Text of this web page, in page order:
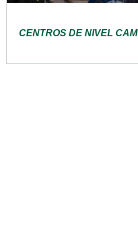
CENTROS DE NIVEL CAM